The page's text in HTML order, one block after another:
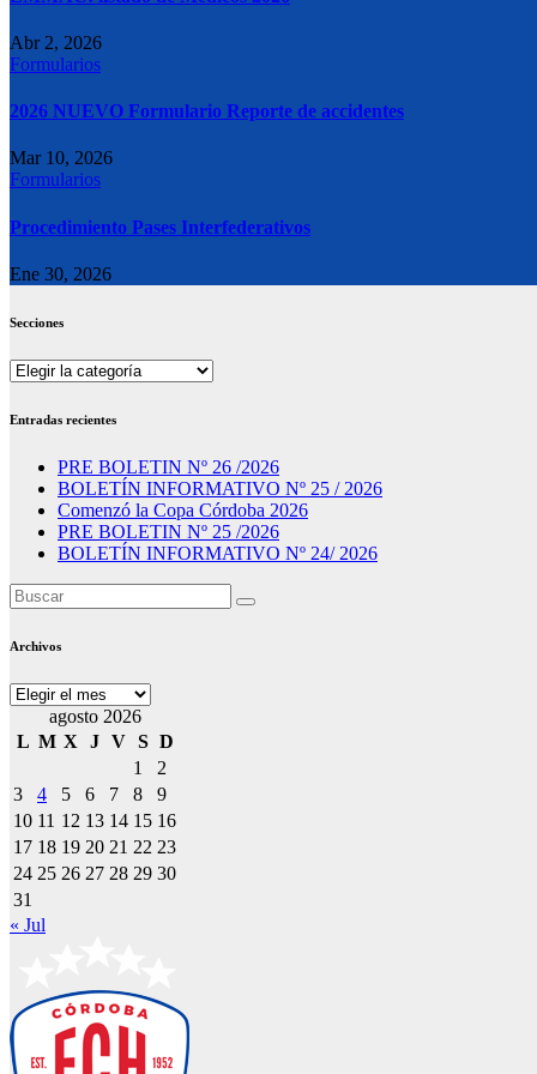
Abr 2, 2026
Formularios
2026 NUEVO Formulario Reporte de accidentes
Mar 10, 2026
Formularios
Procedimiento Pases Interfederativos
Ene 30, 2026
Secciones
Secciones
Entradas recientes
PRE BOLETIN Nº 26 /2026
BOLETÍN INFORMATIVO Nº 25 / 2026
Comenzó la Copa Córdoba 2026
PRE BOLETIN Nº 25 /2026
BOLETÍN INFORMATIVO Nº 24/ 2026
Archivos
Archivos
agosto 2026
L M X J V S D
1
2
3
4 5 6 7 8
9
10 11 12 13 14 15 16
17 18 19 20 21 22 23
24 25 26 27 28 29 30
31
« Jul